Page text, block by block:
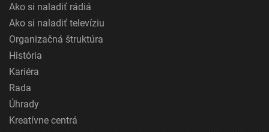
Ako si naladiť rádiá
Ako si naladiť televíziu
Organizačná štruktúra
História
Kariéra
Rada
Úhrady
Kreatívne centrá